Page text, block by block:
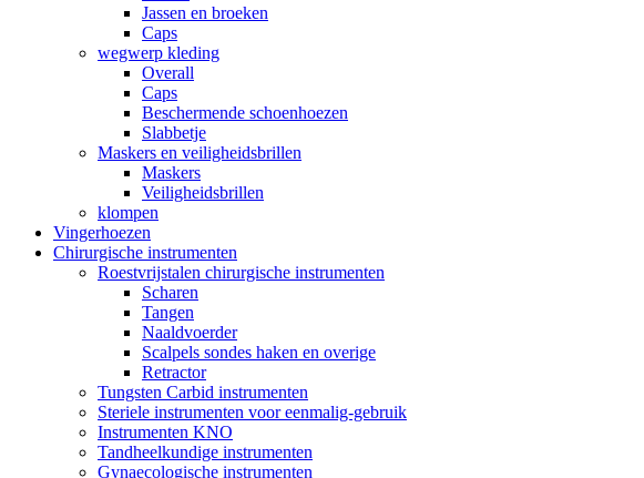
Jassen en broeken
Caps
wegwerp kleding
Overall
Caps
Beschermende schoenhoezen
Slabbetje
Maskers en veiligheidsbrillen
Maskers
Veiligheidsbrillen
klompen
Vingerhoezen
Chirurgische instrumenten
Roestvrijstalen chirurgische instrumenten
Scharen
Tangen
Naaldvoerder
Scalpels sondes haken en overige
Retractor
Tungsten Carbid instrumenten
Steriele instrumenten voor eenmalig-gebruik
Instrumenten KNO
Tandheelkundige instrumenten
Gynaecologische instrumenten